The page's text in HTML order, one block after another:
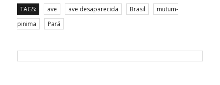
TAGS: ave ave desaparecida Brasil
mutum-
pinima
Pará